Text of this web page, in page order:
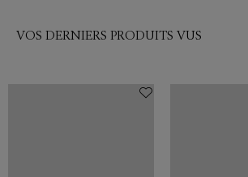
VOS DERNIERS PRODUITS VUS